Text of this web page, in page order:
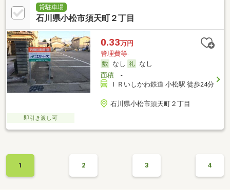
貸駐車場
石川県小松市須天町２丁目
0.33万円
管理費等-
なし
なし
面積-
ＩＲいしかわ鉄道 小松駅 徒歩24分
石川県小松市須天町２丁目
即引き渡し可
1 2 3 4